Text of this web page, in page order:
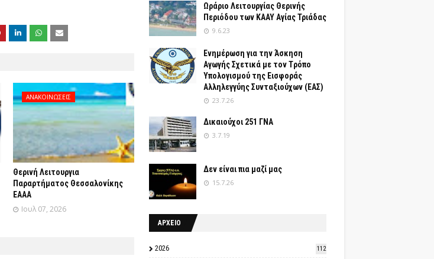
ΑΝΑΚΟΙΝΩΣΕΙΣ
Θερινή Λειτουργια
Παραρτήματος Θεσσαλονίκης
ΕΑΑΑ
Ιουλ 07, 2026
Ωράριο Λειτουργίας Θερινής
Περιόδου των ΚΑΑΥ Αγίας Τριάδας
9.6.23
Ενημέρωση για την Άσκηση
Αγωγής Σχετικά με τον Tρόπο
Yπολογισμού της Εισφοράς
Αλληλεγγύης Συνταξιούχων (ΕΑΣ)
23.7.26
Δικαιούχοι 251 ΓΝΑ
3.7.19
Δεν είναι πια μαζί μας
15.7.26
ΑΡΧΕΙΟ
2026 112